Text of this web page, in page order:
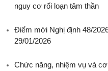
nguy cơ rối loạn tâm thần
Điểm mới Nghị định 48/
29/01/2026
Chức năng, nhiệm vụ và